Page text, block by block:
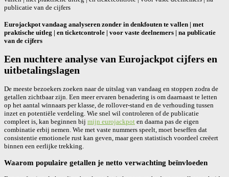
publicatie van de cijfers
Eurojackpot vandaag analyseren zonder in denkfouten te vallen | met
praktische uitleg | en ticketcontrole | voor vaste deelnemers | na publicatie
van de cijfers
Een nuchtere analyse van Eurojackpot cijfers en
uitbetalingslagen
De meeste bezoekers zoeken naar de uitslag van vandaag en stoppen zodra de
getallen zichtbaar zijn. Een meer ervaren benadering is om daarnaast te letten
op het aantal winnaars per klasse, de rollover-stand en de verhouding tussen
inzet en potentiële verdeling. Wie snel wil controleren of de publicatie
compleet is, kan beginnen bij mijn eurojackpot en daarna pas de eigen
combinatie erbij nemen. Wie met vaste nummers speelt, moet beseffen dat
consistentie emotionele rust kan geven, maar geen statistisch voordeel creëert
binnen een eerlijke trekking.
Waarom populaire getallen je netto verwachting beïnvloeden